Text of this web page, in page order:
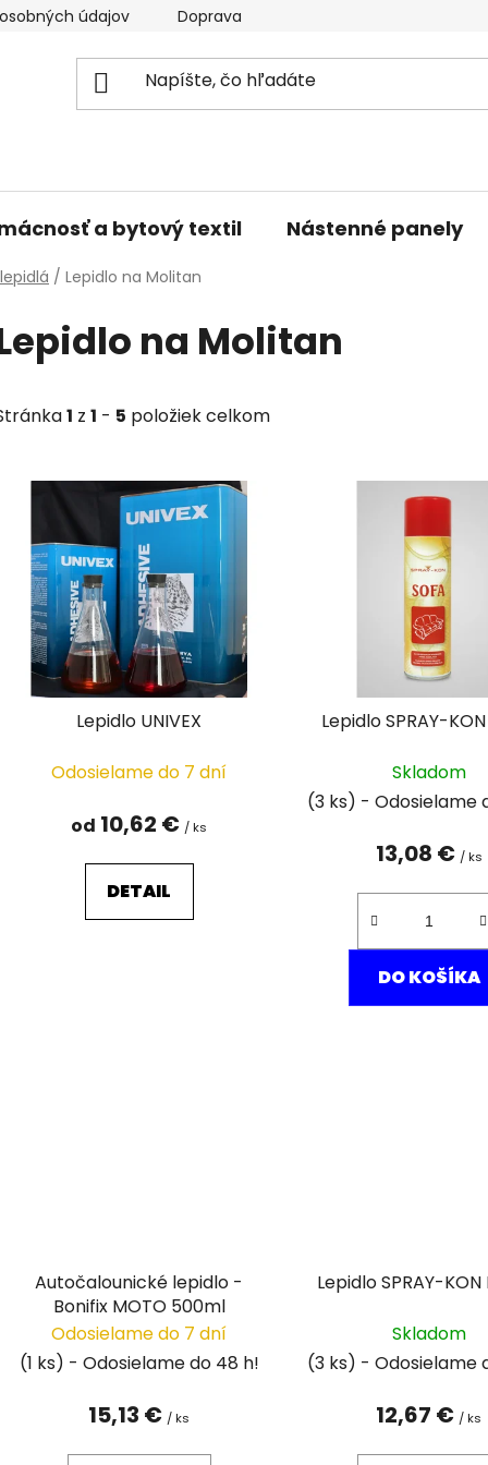
údajov Doprava a platba
a bytový textil Nástenné panely
/ Lepidlo na Molitan
na Molitan
1 z 1 - 5 položiek celkom
Lepidlo UNIVEX
Odosielame do 7 dní
od 10,62 € / ks
DETAIL
Lepidlo SPRAY-
Skladom
(3 ks)
13,08 € / ks
DO KOŠÍKA
Autočalounické lepidlo -
Bonifix MOTO 500ml
Odosielame do 7 dní
(1 ks)
15,13 € / ks
Lepidlo SPRAY-
Skladom
(3 ks)
12,67 € / ks